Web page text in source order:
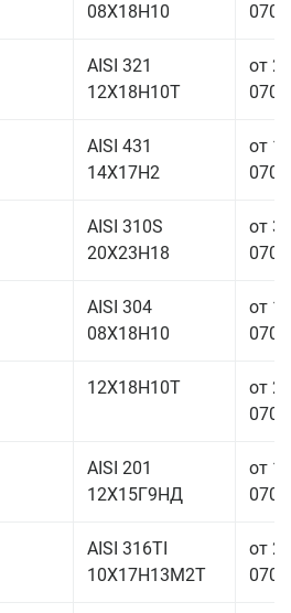
08Х18Н10
AISI 321
12Х18Н10Т
от
AISI 431
14Х17Н2
от
AISI 310S
20Х23Н18
от
AISI 304
08Х18Н10
от
12Х18Н10Т
от
AISI 201
12Х15Г9НД
от
AISI 316TI
10Х17Н13М2Т
от